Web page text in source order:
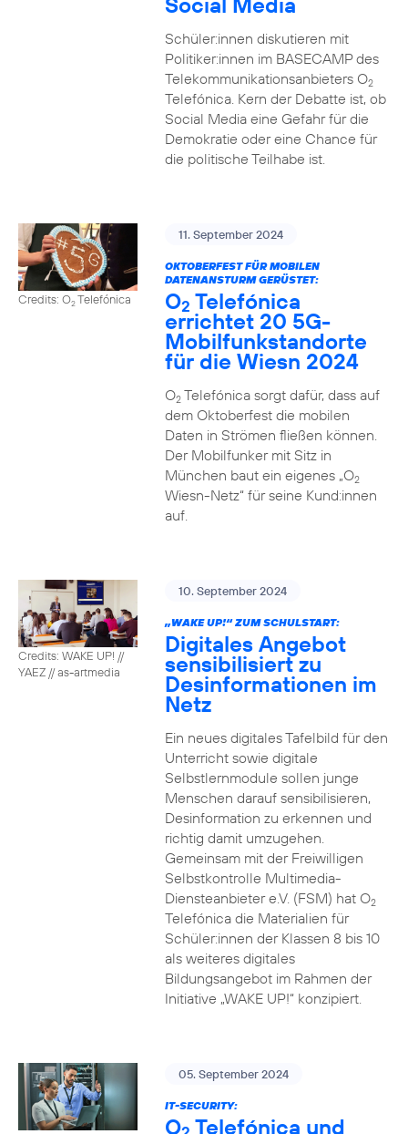
Schüler:innen diskutieren mit
Politiker:innen im BASECAMP des
Telekommunikationsanbieters O2
Telefónica. Kern der Debatte ist, ob
Social Media eine Gefahr für die
Demokratie oder eine Chance für
die politische Teilhabe ist.
Credits: O2Telefónica
11. September 2024
OKTOBERFEST FÜR MOBILEN
DATENANSTURM GERÜSTET:
O2 Telefónica
errichtet 20 5G-
Mobilfunkstandorte
für die Wiesn 2024
O2Telefónica sorgt dafür, dass auf
dem Oktoberfest die mobilen
Daten in Strömen fließen können.
Der Mobilfunker mit Sitz in
München baut ein eigenes „O2
Wiesn-Netz“ für seine Kund:innen
auf.
Credits: WAKE UP! //
YAEZ // as-artmedia
10. September 2024
„WAKE UP!“ ZUM SCHULSTART:
Digitales Angebot
sensibilisiert zu
Desinformationen im
Netz
Ein neues digitales Tafelbild für den
Unterricht sowie digitale
Selbstlernmodule sollen junge
Menschen darauf sensibilisieren,
Desinformation zu erkennen und
richtig damit umzugehen.
Gemeinsam mit der Freiwilligen
Selbstkontrolle Multimedia-
Diensteanbieter e.V. (FSM) hat O2
Telefónica die Materialien für
Schüler:innen der Klassen 8 bis 10
als weiteres digitales
Bildungsangebot im Rahmen der
Initiative „WAKE UP!“ konzipiert.
05. September 2024
IT-SECURITY:
O Telefónica und